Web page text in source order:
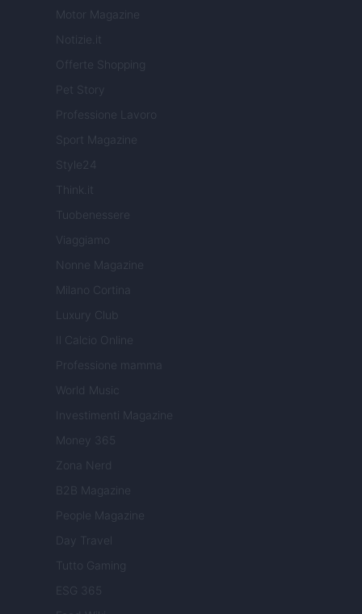
Motor Magazine
Notizie.it
Offerte Shopping
Pet Story
Professione Lavoro
Sport Magazine
Style24
Think.it
Tuobenessere
Viaggiamo
Nonne Magazine
Milano Cortina
Luxury Club
Il Calcio Online
Professione mamma
World Music
Investimenti Magazine
Money 365
Zona Nerd
B2B Magazine
People Magazine
Day Travel
Tutto Gaming
ESG 365